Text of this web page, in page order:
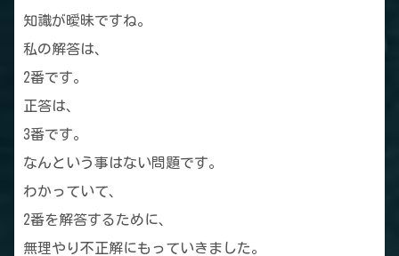
知識が曖昧ですね。
私の解答は、
2番です。
正答は、
3番です。
なんという事はない問題です。
わかっていて、
2番を解答するために、
無理やり不正解にもっていきました。